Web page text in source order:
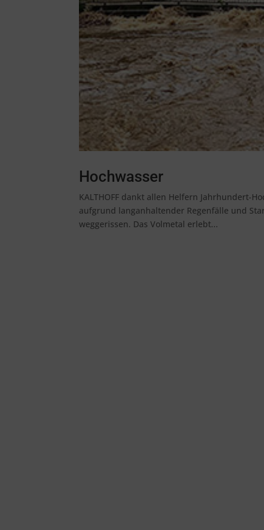
Hochwasser
KALTHOFF dankt allen Helfern Jahrhundert-
aufgrund langanhaltender Regenfälle und
weggerissen. Das Volmetal erlebt...